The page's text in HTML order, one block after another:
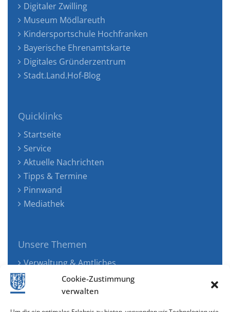
Cookie-Zustimmung
verwalten
Digitaler Zwilling
Museum Mödlareuth
Kindersportschule Hochfranken
Bayerische Ehrenamtskarte
Digitales Gründerzentrum
Stadt.Land.Hof-Blog
Quicklinks
Startseite
Service
Aktuelle Nachrichten
Tipps & Termine
Pinnwand
Mediathek
Unsere Themen
Verwaltung & Amtliches
Jugend, Familie & Gesundheit
Tourismus, Freizeit & Ökologie